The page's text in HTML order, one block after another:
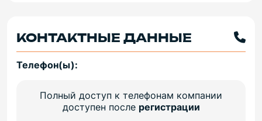
КОНТАКТНЫЕ ДАННЫЕ
Телефон(ы):
Полный доступ к телефонам компании
доступен после регистрации